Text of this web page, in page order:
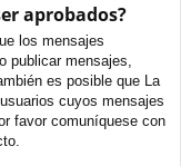
aprobados?
los mensajes
publicar mensajes,
es posible que La
cuyos mensajes
favor comuníquese con